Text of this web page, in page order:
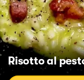
Risotto al